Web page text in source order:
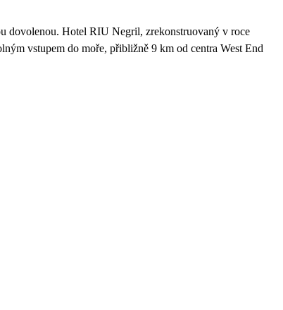
dovolenou. Hotel RIU Negril, zrekonstruovaný v roce
vstupem do moře, přibližně 9 km od centra West End